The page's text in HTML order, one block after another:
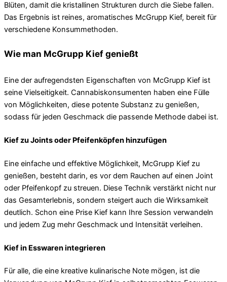
Blüten, damit die kristallinen Strukturen durch die Siebe fallen.
Das Ergebnis ist reines, aromatisches McGrupp Kief, bereit für
verschiedene Konsummethoden.
Wie man McGrupp Kief genießt
Eine der aufregendsten Eigenschaften von McGrupp Kief ist
seine Vielseitigkeit. Cannabiskonsumenten haben eine Fülle
von Möglichkeiten, diese potente Substanz zu genießen,
sodass für jeden Geschmack die passende Methode dabei ist.
Kief zu Joints oder Pfeifenköpfen hinzufügen
Eine einfache und effektive Möglichkeit, McGrupp Kief zu
genießen, besteht darin, es vor dem Rauchen auf einen Joint
oder Pfeifenkopf zu streuen. Diese Technik verstärkt nicht nur
das Gesamterlebnis, sondern steigert auch die Wirksamkeit
deutlich. Schon eine Prise Kief kann Ihre Session verwandeln
und jedem Zug mehr Geschmack und Intensität verleihen.
Kief in Esswaren integrieren
Für alle, die eine kreative kulinarische Note mögen, ist die